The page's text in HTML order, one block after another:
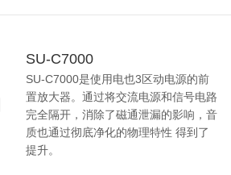
SU-C7000
SU-C7000是使用电也3区动电源的前
置放大器。通过将交流电源和信号电路
完全隔开，消除了磁通泄漏的影响，音
质也通过彻底净化的物理特性 得到了
提升。